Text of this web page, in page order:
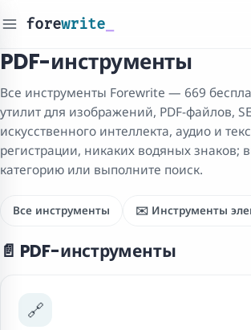
forewrite
PDF-инструменты
Все инструменты Forewrite — 669
утилит для изображений, PDF-файлов,
искусственного интеллекта, аудио и
регистрации, никаких водяных знаков;
категорию или выполните поиск.
Все инструменты ✉️ Инструменты
📄 PDF-инструменты
🔗